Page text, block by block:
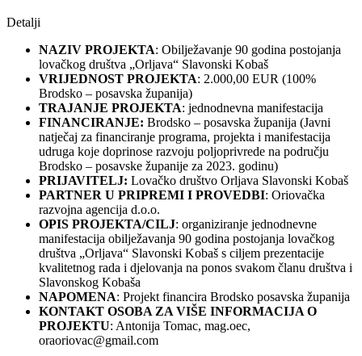
Detalji
NAZIV PROJEKTA: Obilježavanje 90 godina postojanja
lovačkog društva „Orljava“ Slavonski Kobaš
VRIJEDNOST PROJEKTA: 2.000,00 EUR (100%
Brodsko – posavska županija)
TRAJANJE PROJEKTA: jednodnevna manifestacija
FINANCIRANJE: Brodsko – posavska županija (Javni
natječaj za financiranje programa, projekta i manifestacija
udruga koje doprinose razvoju poljoprivrede na području
Brodsko – posavske županije za 2023. godinu)
PRIJAVITELJ: Lovačko društvo Orljava Slavonski Kobaš
PARTNER U PRIPREMI I PROVEDBI: Oriovačka
razvojna agencija d.o.o.
OPIS PROJEKTA/CILJ: organiziranje jednodnevne
manifestacija obilježavanja 90 godina postojanja lovačkog
društva „Orljava“ Slavonski Kobaš s ciljem prezentacije
kvalitetnog rada i djelovanja na ponos svakom članu društva i
Slavonskog Kobaša
NAPOMENA: Projekt financira Brodsko posavska županija
KONTAKT OSOBA ZA VIŠE INFORMACIJA O
PROJEKTU: Antonija Tomac, mag.oec,
oraoriovac@gmail.com